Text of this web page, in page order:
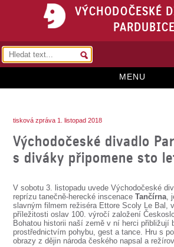
VÝCHODOČESKÉ
PARDUBICE
MENU
REPERTOÁR
PŘEDPLATNÉ
KONTAKTY
O DIVADLE
tisková zpráva 1. listopad 2018
Východočeské divadlo
s diváky připomene sto
V sobotu 3. listopadu uvede Východočeské
reprízu tanečně-herecké inscenaceTančírna,
slavným filmem režiséra Ettore Scoly Le Bal,
příležitosti oslav 100. výročí založení
Bohatou historii naší země v ní herci přibližují
prostřednictvím pohybu, gest a tance. Hru s
obrazy z dějin národa českého napsal a